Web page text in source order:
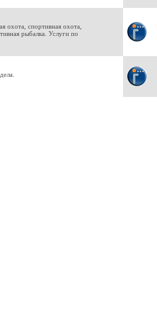
охота, спортивная охота,
рыбалка. Услуги по